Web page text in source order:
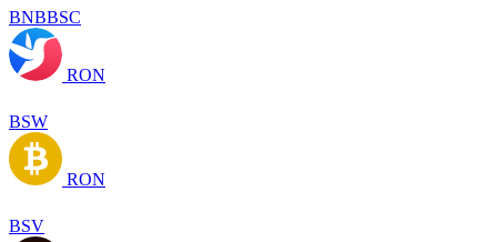
BNBBSC
RON
BSW
RON
BSV